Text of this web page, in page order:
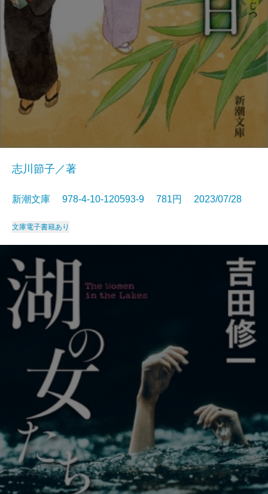
志川節子／著
新潮文庫 978-4-10-120593-9 781円 2023/07/28
文庫電子書籍あり